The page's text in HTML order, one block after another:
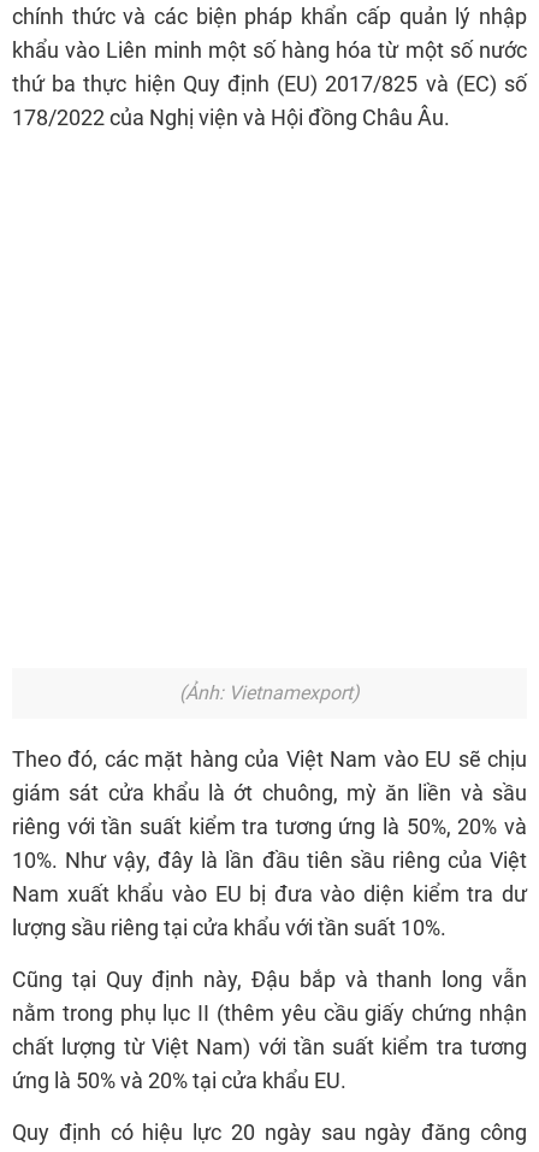
chính thức và các biện pháp khẩn cấp quản lý nhập
khẩu vào Liên minh một số hàng hóa từ một số nước
thứ ba thực hiện Quy định (EU) 2017/825 và (EC) số
178/2022 của Nghị viện và Hội đồng Châu Âu.
(Ảnh: Vietnamexport)
Theo đó, các mặt hàng của Việt Nam vào EU sẽ chịu
giám sát cửa khẩu là ớt chuông, mỳ ăn liền và sầu
riêng với tần suất kiểm tra tương ứng là 50%, 20% và
10%. Như vậy, đây là lần đầu tiên sầu riêng của Việt
Nam xuất khẩu vào EU bị đưa vào diện kiểm tra dư
lượng sầu riêng tại cửa khẩu với tần suất 10%.
Cũng tại Quy định này, Đậu bắp và thanh long vẫn
nằm trong phụ lục II (thêm yêu cầu giấy chứng nhận
chất lượng từ Việt Nam) với tần suất kiểm tra tương
ứng là 50% và 20% tại cửa khẩu EU.
Quy định có hiệu lực 20 ngày sau ngày đăng công